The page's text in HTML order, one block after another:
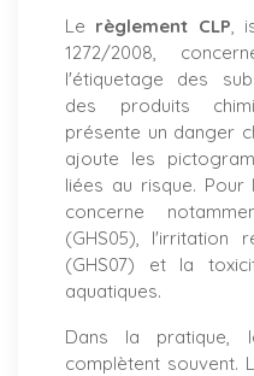
Le règlement CLP,
1272/2008,
l'étiquetage des
des produits
présente un danger
ajoute les
liées au risque. Pour
concerne
(GHS05), l'irritation
(GHS07) et la
aquatiques.
Dans la pratique,
complètent souvent.